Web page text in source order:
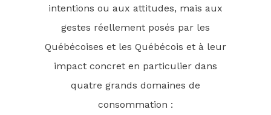
intentions ou aux attitudes, mais aux
gestes réellement posés par les
Québécoises et les Québécois et à leur
impact concret en particulier dans
quatre grands domaines de
consommation :